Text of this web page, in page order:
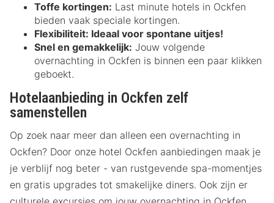
Toffe kortingen: Last minute hotels in Ockfen
bieden vaak speciale kortingen.
Flexibiliteit: Ideaal voor spontane uitjes!
Snel en gemakkelijk: Jouw volgende
overnachting in Ockfen is binnen een paar klikken
geboekt.
Hotelaanbieding in Ockfen zelf
samenstellen
Op zoek naar meer dan alleen een overnachting in
Ockfen? Door onze hotel Ockfen aanbiedingen maak je
je verblijf nog beter - van rustgevende spa-momentjes
en gratis upgrades tot smakelijke diners. Ook zijn er